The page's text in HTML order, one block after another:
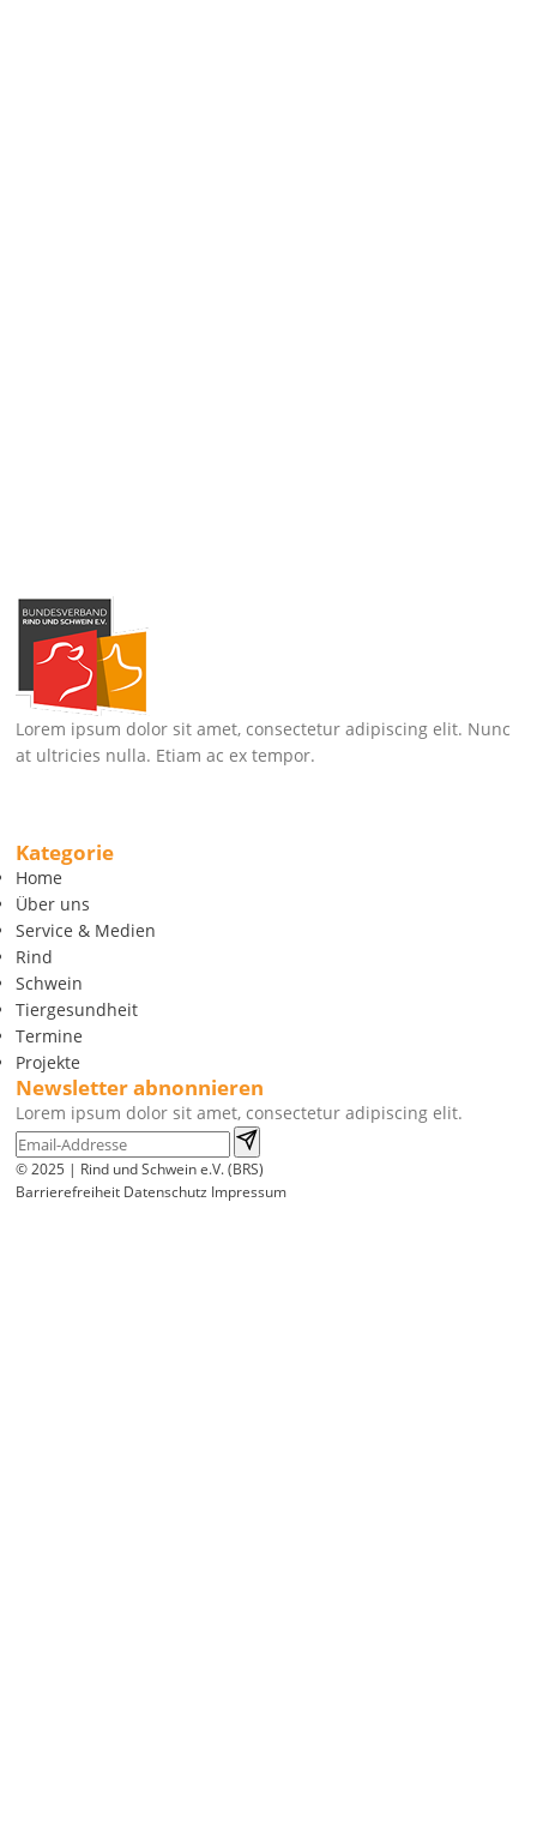
Lorem ipsum dolor sit amet, consectetur adipiscing elit. Nunc
at ultricies nulla. Etiam ac ex tempor.
Kategorie
Home
Über uns
Service & Medien
Rind
Schwein
Tiergesundheit
Termine
Projekte
Newsletter abnonnieren
Lorem ipsum dolor sit amet, consectetur adipiscing elit.
© 2025 | Rind und Schwein e.V. (BRS)
Barrierefreiheit Datenschutz Impressum